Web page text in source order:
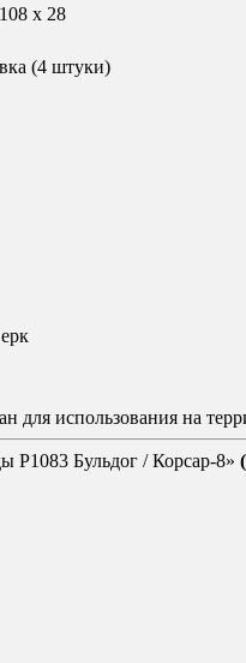
х 28
(4 штуки)
для использования на
Р1083 Бульдог / Корсар-8»